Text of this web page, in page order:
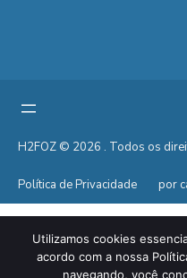
H2FOZ © 2026 . Todos os
Política de Privacidade por
Utilizamos cookies
acordo com a nossa
navegando, você